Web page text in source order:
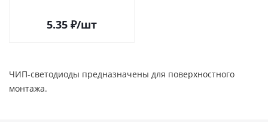
5.35 ₽/шт
ЧИП-светодиоды предназначены для поверхностного
монтажа.